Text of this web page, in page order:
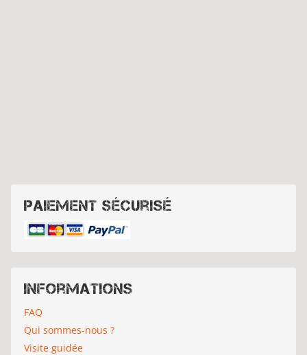
Paiement sécurisé
Informations
FAQ
Qui sommes-nous ?
Visite guidée